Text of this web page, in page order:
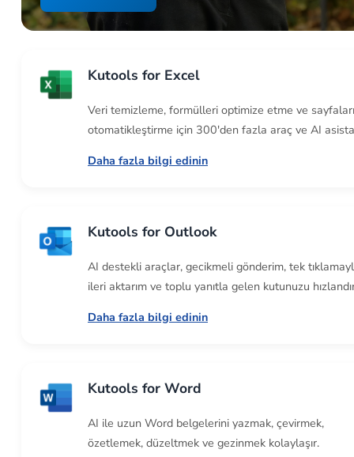
Kutools for Excel
Veri temizleme, formülleri optimize etme ve sayfaları
otomatikleştirme için 300'den fazla araç ve AI
Daha fazla bilgi edinin
Kutools for Outlook
AI destekli araçlar, gecikmeli gönderim, tek
ileri aktarım ve toplu yanıtla gelen kutunuzu
Daha fazla bilgi edinin
Kutools for Word
AI ile uzun Word belgelerini yazmak, çevirmek,
özetlemek, düzeltmek ve gezinmek kolaylaşır.